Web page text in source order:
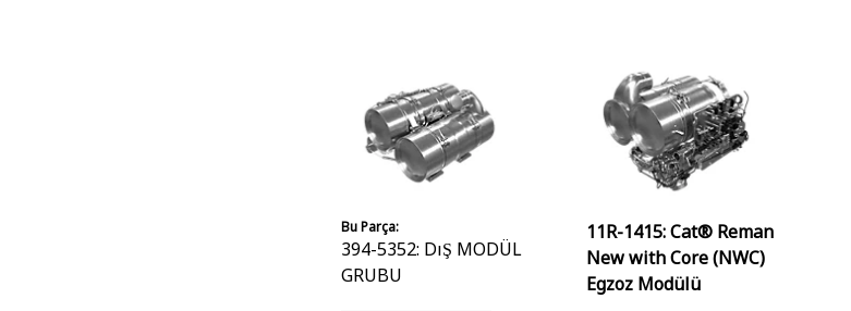
Bu Parça:
394-5352: DıŞ MODÜL
GRUBU
11R-1415: Cat® Reman
New with Core (NWC)
Egzoz Modülü